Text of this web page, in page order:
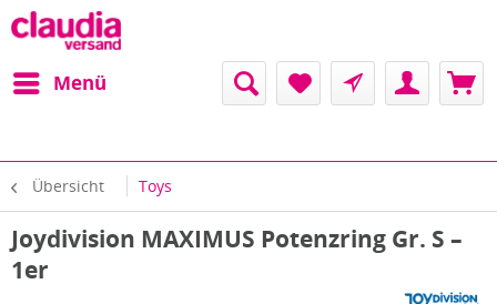
Menü
Übersicht Toys
Joydivision MAXIMUS Potenzring Gr. S –
1er